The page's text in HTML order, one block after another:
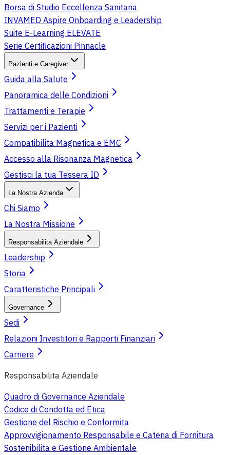
Borsa di Studio Eccellenza Sanitaria
INVAMED Aspire Onboarding e Leadership
Suite E-Learning ELEVATE
Serie Certificazioni Pinnacle
Pazienti e Caregiver
Guida alla Salute
Panoramica delle Condizioni
Trattamenti e Terapie
Servizi per i Pazienti
Compatibilita Magnetica e EMC
Accesso alla Risonanza Magnetica
Gestisci la tua Tessera ID
La Nostra Azienda
Chi Siamo
La Nostra Missione
Responsabilita Aziendale
Leadership
Storia
Caratteristiche Principali
Governance
Sedi
Relazioni Investitori e Rapporti Finanziari
Carriere
Responsabilita Aziendale
Quadro di Governance Aziendale
Codice di Condotta ed Etica
Gestione del Rischio e Conformita
Approvvigionamento Responsabile e Catena di Fornitura
Sostenibilita e Gestione Ambientale